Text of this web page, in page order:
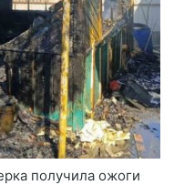
получила ожоги